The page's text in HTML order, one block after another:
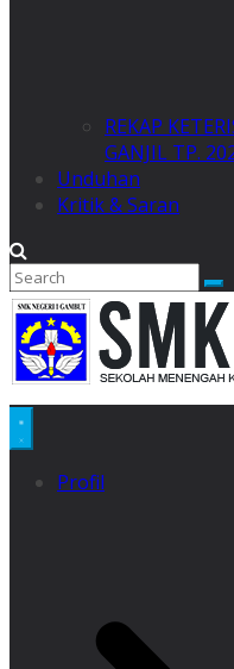
REKAP
GANJIL TP.
Unduhan
Kritik & Saran
Profil